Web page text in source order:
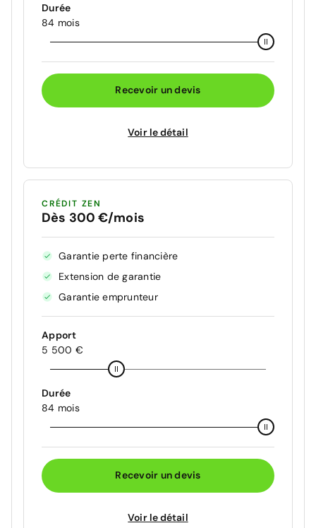
Durée
84 mois
Recevoir un devis
Voir le détail
CRÉDIT ZEN
Dès 300 €/mois
Garantie perte financière
Extension de garantie
Garantie emprunteur
Apport
5 500 €
Durée
84 mois
Recevoir un devis
Voir le détail